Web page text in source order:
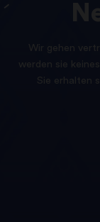
Wir gehen
werden sie
Sie erhalten